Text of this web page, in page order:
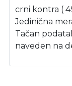
crni kontra (
Jedinična
Tačan
naveden na